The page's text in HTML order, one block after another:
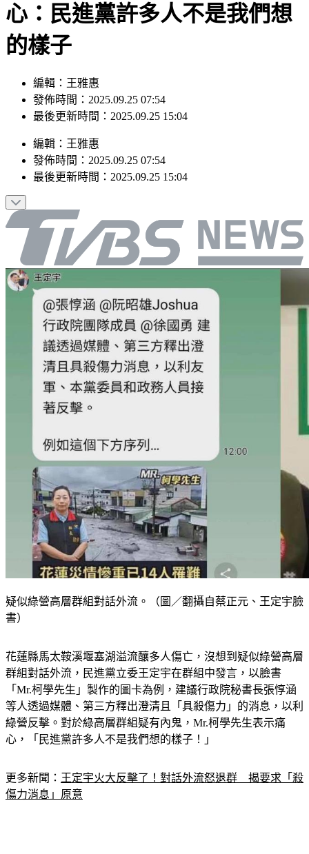
心：民進黨許多人不是我們想
的樣子
編輯：王雅惠
發佈時間：2025.09.25 07:54
最後更新時間：2025.09.25 15:04
編輯 ： 王雅惠
發佈時間： 2025.09.25 07:54
最後更新時間： 2025.09.25 15:04
疑似綠營高層群組對話外流。（圖／翻攝自蔡正元、王定宇臉
書）
花蓮縣馬太鞍溪堰塞湖溢流釀多人傷亡，沒想到疑似綠營高層
群組對話外流，民進黨立委王定宇在群組中發言，以臉書
「Mr.柯學先生」製作的圖卡為例，建議行政院秘書長張惇涵
等人透過媒體、第三方釋出澄清且「具殺傷力」的消息，以利
綠營反擊。對於綠高層群組疑有內鬼，Mr.柯學先生表示痛
心，「民進黨許多人不是我們想的樣子！」
更多新聞： 王定宇火大反擊了！對話外流怒退群　揭要求「殺
傷力消息」原意